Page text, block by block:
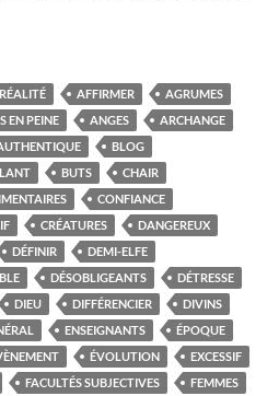
AFFIRMER
AGRUMES
EN PEINE ANGES
ARCHANGE
BLOG
BUTS
CHAIR
CONFIANCE
CRÉATURES
DANGEREUX
DÉFINIR
DEMI-ELFE
DÉSOBLIGEANTS
DÉTRESSE
DIEU DIFFÉRENCIER
DIVINS
ENSEIGNANTS
ÉPOQUE
ÉVOLUTION
EXCESSIF
FACULTÉS SUBJECTIVES FEMMES